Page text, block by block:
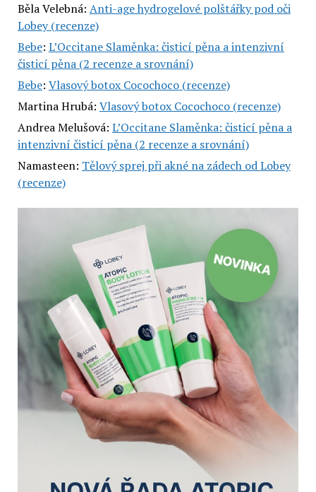
Běla Velebná: Anti-age hydrogelové polštářky pod oči
Lobey (recenze)
Bebe: L’Occitane Slaměnka: čisticí pěna a intenzivní
čisticí pěna (2 recenze a srovnání)
Bebe: Vlasový botox Cocochoco (recenze)
Martina Hrubá: Vlasový botox Cocochoco (recenze)
Andrea Melušová: L’Occitane Slaměnka: čisticí pěna a
intenzivní čisticí pěna (2 recenze a srovnání)
Namasteen: Tělový sprej při akné na zádech od Lobey
(recenze)